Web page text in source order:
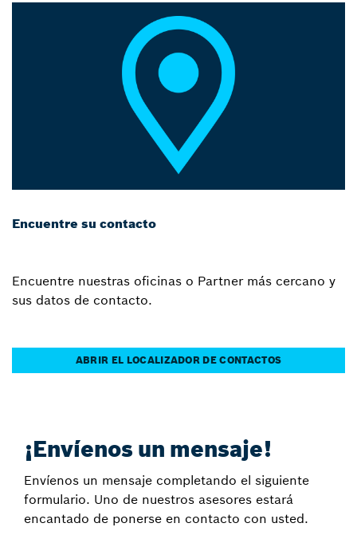
Encuentre su contacto
Encuentre nuestras oficinas o Partner más cercano y
sus datos de contacto.
ABRIR EL LOCALIZADOR DE CONTACTOS
¡Envíenos un mensaje!
Envíenos un mensaje completando el siguiente
formulario. Uno de nuestros asesores estará
encantado de ponerse en contacto con usted.